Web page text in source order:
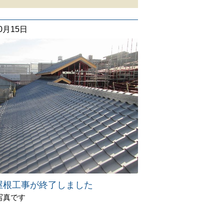
15日
根工事が終了しました
真です